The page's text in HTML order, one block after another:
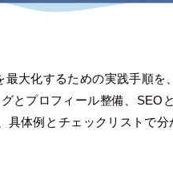
最大化するための実践手順
とプロフィール整備、SEO
具体例とチェックリストで